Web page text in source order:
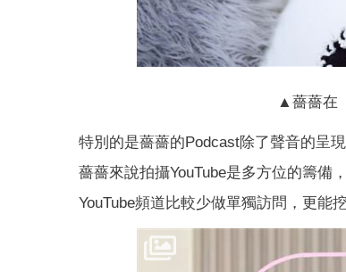
▲薔薔在
特別的是薔薔的Podcast除了聲音的呈
薔薔來說拍攝YouTube是多方位的籌備
YouTube頻道比較少做單獨訪問，更能